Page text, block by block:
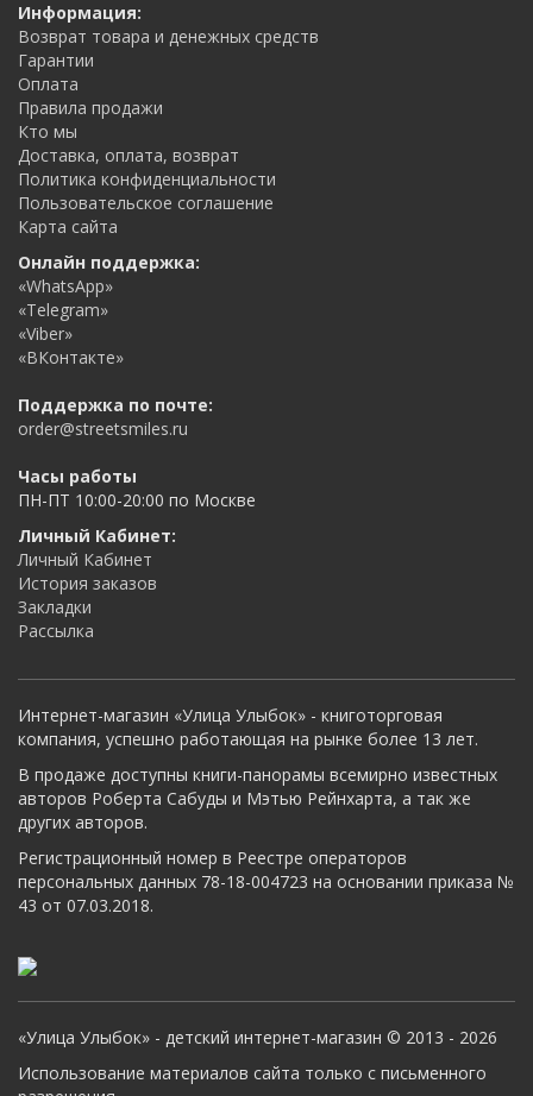
Информация:
Возврат товара и денежных средств
Гарантии
Оплата
Правила продажи
Кто мы
Доставка, оплата, возврат
Политика конфиденциальности
Пользовательское соглашение
Карта сайта
Онлайн поддержка:
«WhatsApp»
«Telegram»
«Viber»
«ВКонтакте»
Поддержка по почте:
order@streetsmiles.ru
Часы работы
ПН-ПТ 10:00-20:00 по Москве
Личный Кабинет:
Личный Кабинет
История заказов
Закладки
Рассылка
Интернет-магазин «Улица Улыбок» - книготорговая
компания, успешно работающая на рынке более 13 лет.
В продаже доступны книги-панорамы всемирно известных
авторов Роберта Сабуды и Мэтью Рейнхарта, а так же
других авторов.
Регистрационный номер в Реестре операторов
персональных данных 78-18-004723 на основании приказа №
43 от 07.03.2018.
«Улица Улыбок» - детский интернет-магазин © 2013 - 2026
Использование материалов сайта только с письменного